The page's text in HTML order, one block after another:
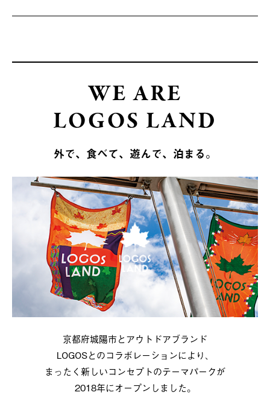
WE ARE
LOGOS LAND
外で、食べて、遊んで、泊まる。
京都府城陽市とアウトドアブランド
LOGOSとのコラボレーションにより、
まったく新しいコンセプトのテーマパークが
2018年にオープンしました。